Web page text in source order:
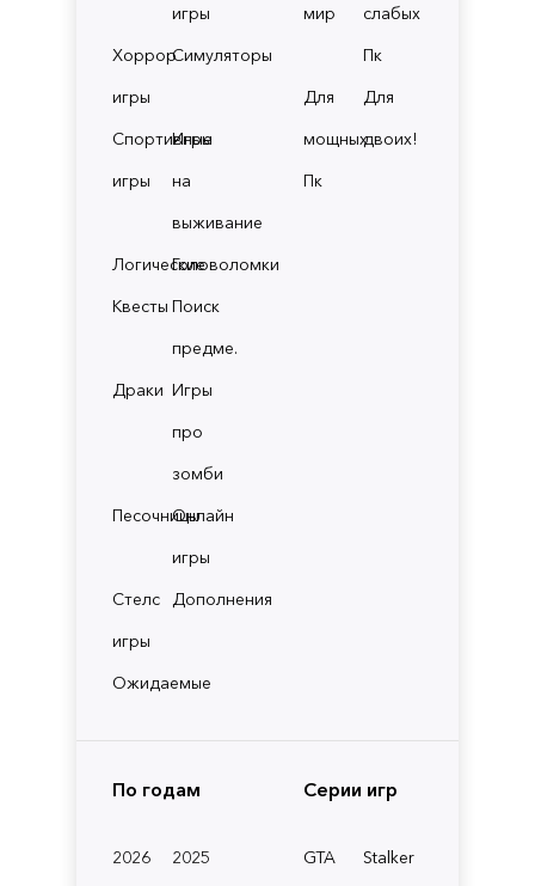
игры
Хоррор
игры
Симуляторы
Спортивные
игры
Игры
на
выживание
ЛогическиеГоловоломки
Квесты Поиск
предме.
Драки Игры
про
зомби
ПесочницыОнлайн
игры
Стелс
игры
Дополнения
Ожидаемые
мир
слабых
Пк
Для
мощных
Пк
Для
двоих!
По годам
2026
2025
Серии игр
GTA
Stalker